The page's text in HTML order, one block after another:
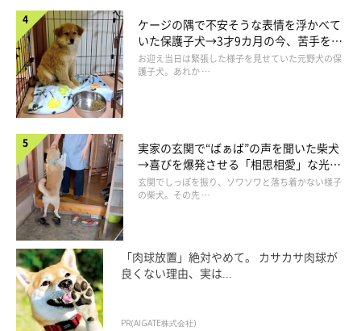
ケージの隅で不安そうな表情を浮かべて
いた保護子犬→3才9カ月の今、苦手を克
服し頼もしいコに成長！
お迎え当日は緊張した様子を見せていた元野犬の保
護子犬。あれか …
実家の玄関で“ばぁば”の声を聞いた柴犬
→喜びを爆発させる「相思相愛」な光景
にほっこり
玄関でしっぽを振り、ソワソワと落ち着かない様子
の柴犬。その先 …
「肉球放置」絶対やめて。 カサカサ肉球が
良くない理由、実は...
PR(AIGATE株式会社)